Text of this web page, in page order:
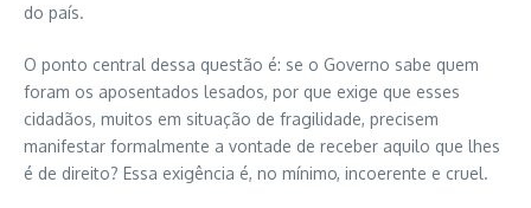
do país.
O ponto central dessa questão é: se o Governo sabe quem
foram os aposentados lesados, por que exige que esses
cidadãos, muitos em situação de fragilidade, precisem
manifestar formalmente a vontade de receber aquilo que lhes
é de direito? Essa exigência é, no mínimo, incoerente e cruel.